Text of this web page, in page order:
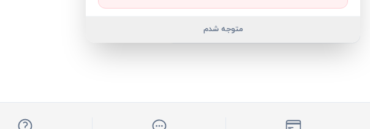
هاب 4 پورت USB2.0 ایکس فورتک X303
متوجه شدم